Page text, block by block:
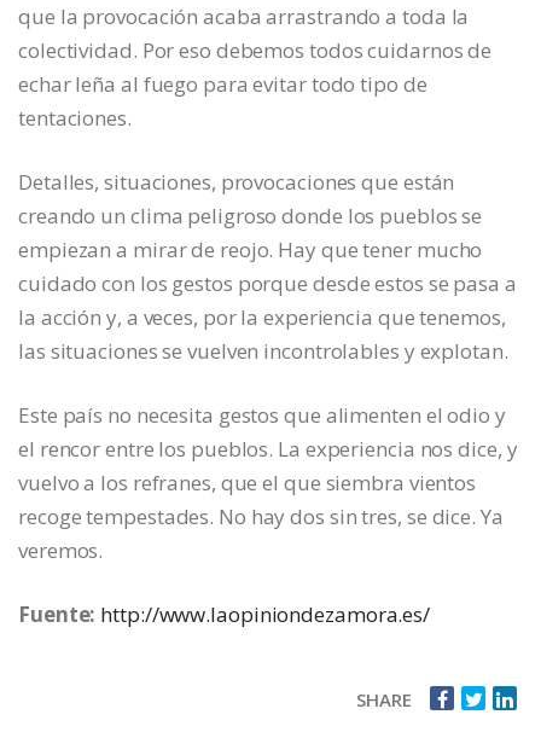
que la provocación acaba arrastrando a toda la
colectividad. Por eso debemos todos cuidarnos de
echar leña al fuego para evitar todo tipo de
tentaciones.
Detalles, situaciones, provocaciones que están
creando un clima peligroso donde los pueblos se
empiezan a mirar de reojo. Hay que tener mucho
cuidado con los gestos porque desde estos se pasa a
la acción y, a veces, por la experiencia que tenemos,
las situaciones se vuelven incontrolables y explotan.
Este país no necesita gestos que alimenten el odio y
el rencor entre los pueblos. La experiencia nos dice, y
vuelvo a los refranes, que el que siembra vientos
recoge tempestades. No hay dos sin tres, se dice. Ya
veremos.
Fuente: http://www.laopiniondezamora.es/
SHARE